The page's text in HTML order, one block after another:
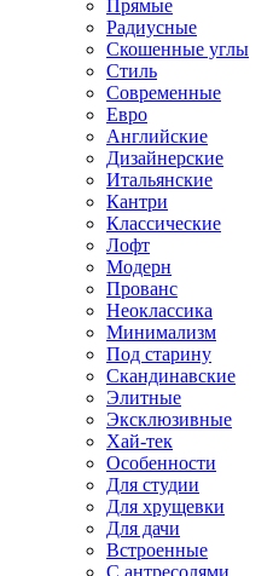
Прямые
Радиусные
Скошенные углы
Стиль
Современные
Евро
Английские
Дизайнерские
Итальянские
Кантри
Классические
Лофт
Модерн
Прованс
Неоклассика
Минимализм
Под старину
Скандинавские
Элитные
Эксклюзивные
Хай-тек
Особенности
Для студии
Для хрущевки
Для дачи
Встроенные
С антресолями